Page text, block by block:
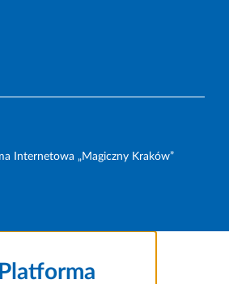
Internetowa „Magiczny Kraków”